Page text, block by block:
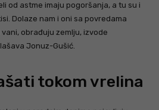
od astme imaju pogoršanja, a tu su i
Dolaze nam i oni sa povredama
obrađuju zemlju, izvode
Jonuz-Gušić.
tokom vrelina